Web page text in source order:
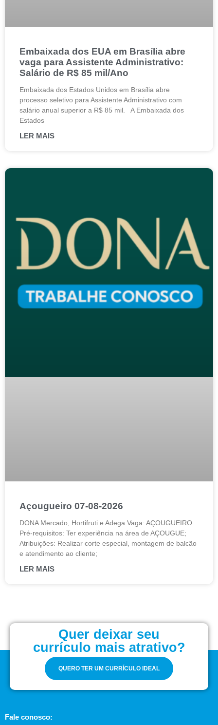
Embaixada dos EUA em Brasília abre
vaga para Assistente Administrativo:
Salário de R$ 85 mil/Ano
Embaixada dos Estados Unidos em Brasília abre
processo seletivo para Assistente Administrativo com
salário anual superior a R$ 85 mil. A Embaixada dos
Estados
LER MAIS
Açougueiro 07-08-2026
DONA Mercado, Hortifruti e Adega Vaga: AÇOUGUEIRO
Pré-requisitos: Ter experiência na área de AÇOUGUE;
Atribuições: Realizar corte especial, montagem de balcão
e atendimento ao cliente;
LER MAIS
Quer deixar seu
currículo mais atrativo?
QUERO TER UM CURRÍCULO IDEAL
Fale conosco: